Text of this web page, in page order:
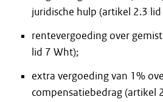
juridische hulp (artikel 2.3
rentevergoeding over
lid 7 Wht);
extra vergoeding van 1%
compensatiebedrag (artikel